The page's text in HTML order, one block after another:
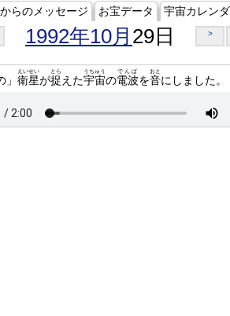
らのメッセージ お宝データ 宇宙カレン
1992年10月 29日 >
衛星
えいせい
が捉
とら
えた宇宙
うちゅう
の電波
でんぱ
を音
おと
にしました。